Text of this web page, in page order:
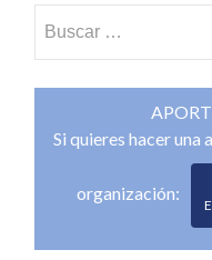
Si quieres hacer una
organización: